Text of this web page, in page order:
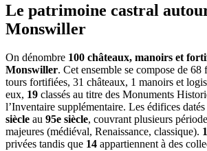
Le patrimoine castral
Monswiller
On dénombre 100 châteaux, manoirs et
Monswiller. Cet ensemble se compose de 68
tours fortifiées, 31 châteaux, 1 manoirs et
eux, 19 classés au titre des Monuments
l’Inventaire supplémentaire. Les édifices datés
siècle au 95e siècle, couvrant plusieurs
majeures (médiéval, Renaissance, classique).
privées tandis que 14 appartiennent à des